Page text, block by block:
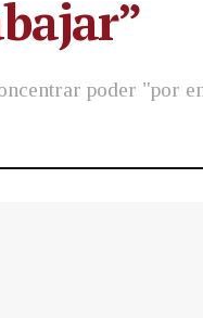
poder "por